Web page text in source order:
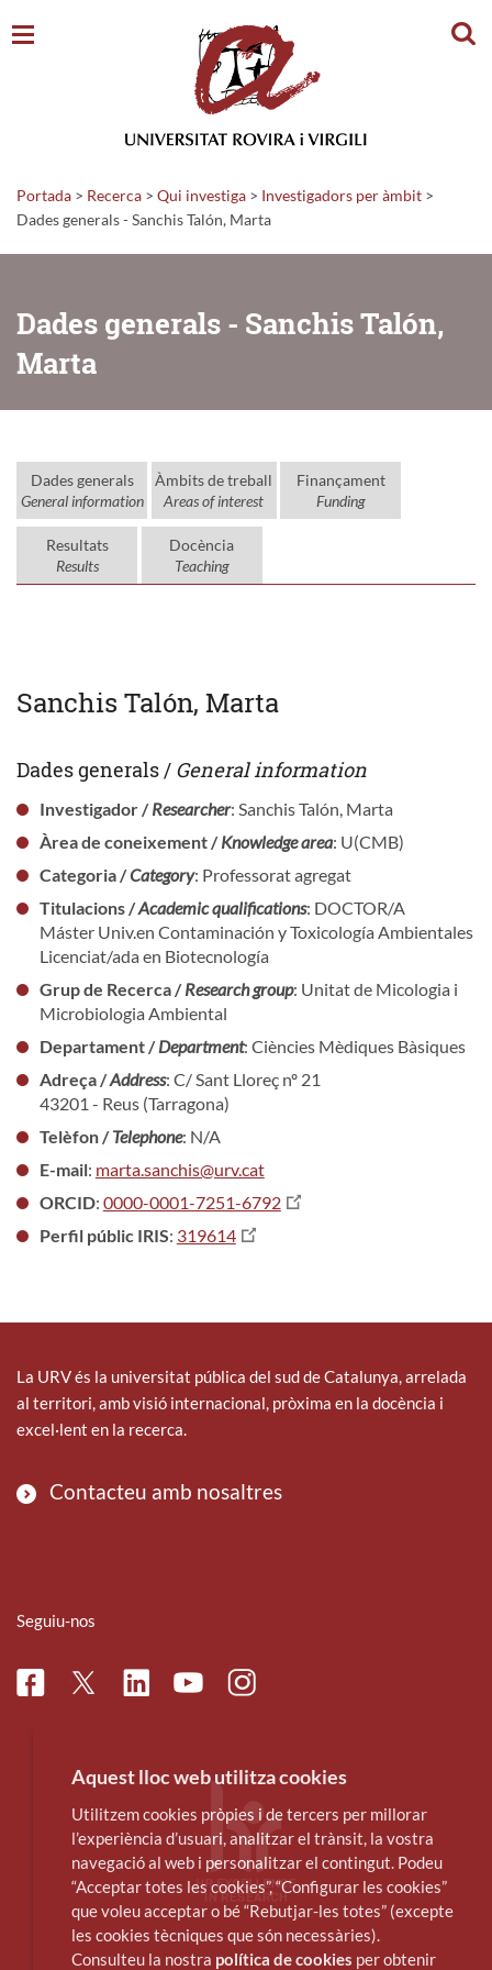
Portada > Recerca > Qui investiga > Investigadors per àmbit >
Dades generals - Sanchis Talón, Marta
Dades generals - Sanchis Talón,
Marta
Dades generals
General information
Àmbits de treball
Areas of interest
Finançament
Funding
Resultats
Results
Docència
Teaching
Sanchis Talón, Marta
Dades generals / General information
Investigador /Researcher: Sanchis Talón, Marta
Àrea de coneixement /Knowledge area: U(CMB)
Categoria /Category: Professorat agregat
Titulacions /Academic qualifications: DOCTOR/A
Máster Univ.en Contaminación y Toxicología Ambientales
Licenciat/ada en Biotecnología
Grup de Recerca /Research group: Unitat de Micologia i
Microbiologia Ambiental
Departament /Department: Ciències Mèdiques Bàsiques
Adreça /Address: C/ Sant Lloreç nº 21
43201 - Reus (Tarragona)
Telèfon /Telephone: N/A
E-mail: marta.sanchis@urv.cat
ORCID: 0000-0001-7251-6792
Perfil públic IRIS: 319614
La URV és la universitat pública del sud de Catalunya, arrelada
al territori, amb visió internacional, pròxima en la docència i
excel·lent en la recerca.
Contacteu amb nosaltres
Seguiu-nos
FacebookTwitterLinkedinYoutubeInstagram
Aquest lloc web utilitza cookies
Utilitzem cookies pròpies i de tercers per millorar
l’experiència d’usuari, analitzar el trànsit, la vostra
navegació al web i personalitzar el contingut. Podeu
“Acceptar totes les cookies”, “Configurar les cookies”
que voleu acceptar o bé “Rebutjar-les totes” (excepte
les cookies tècniques que són necessàries).
Consulteu la nostra política de cookies per obtenir